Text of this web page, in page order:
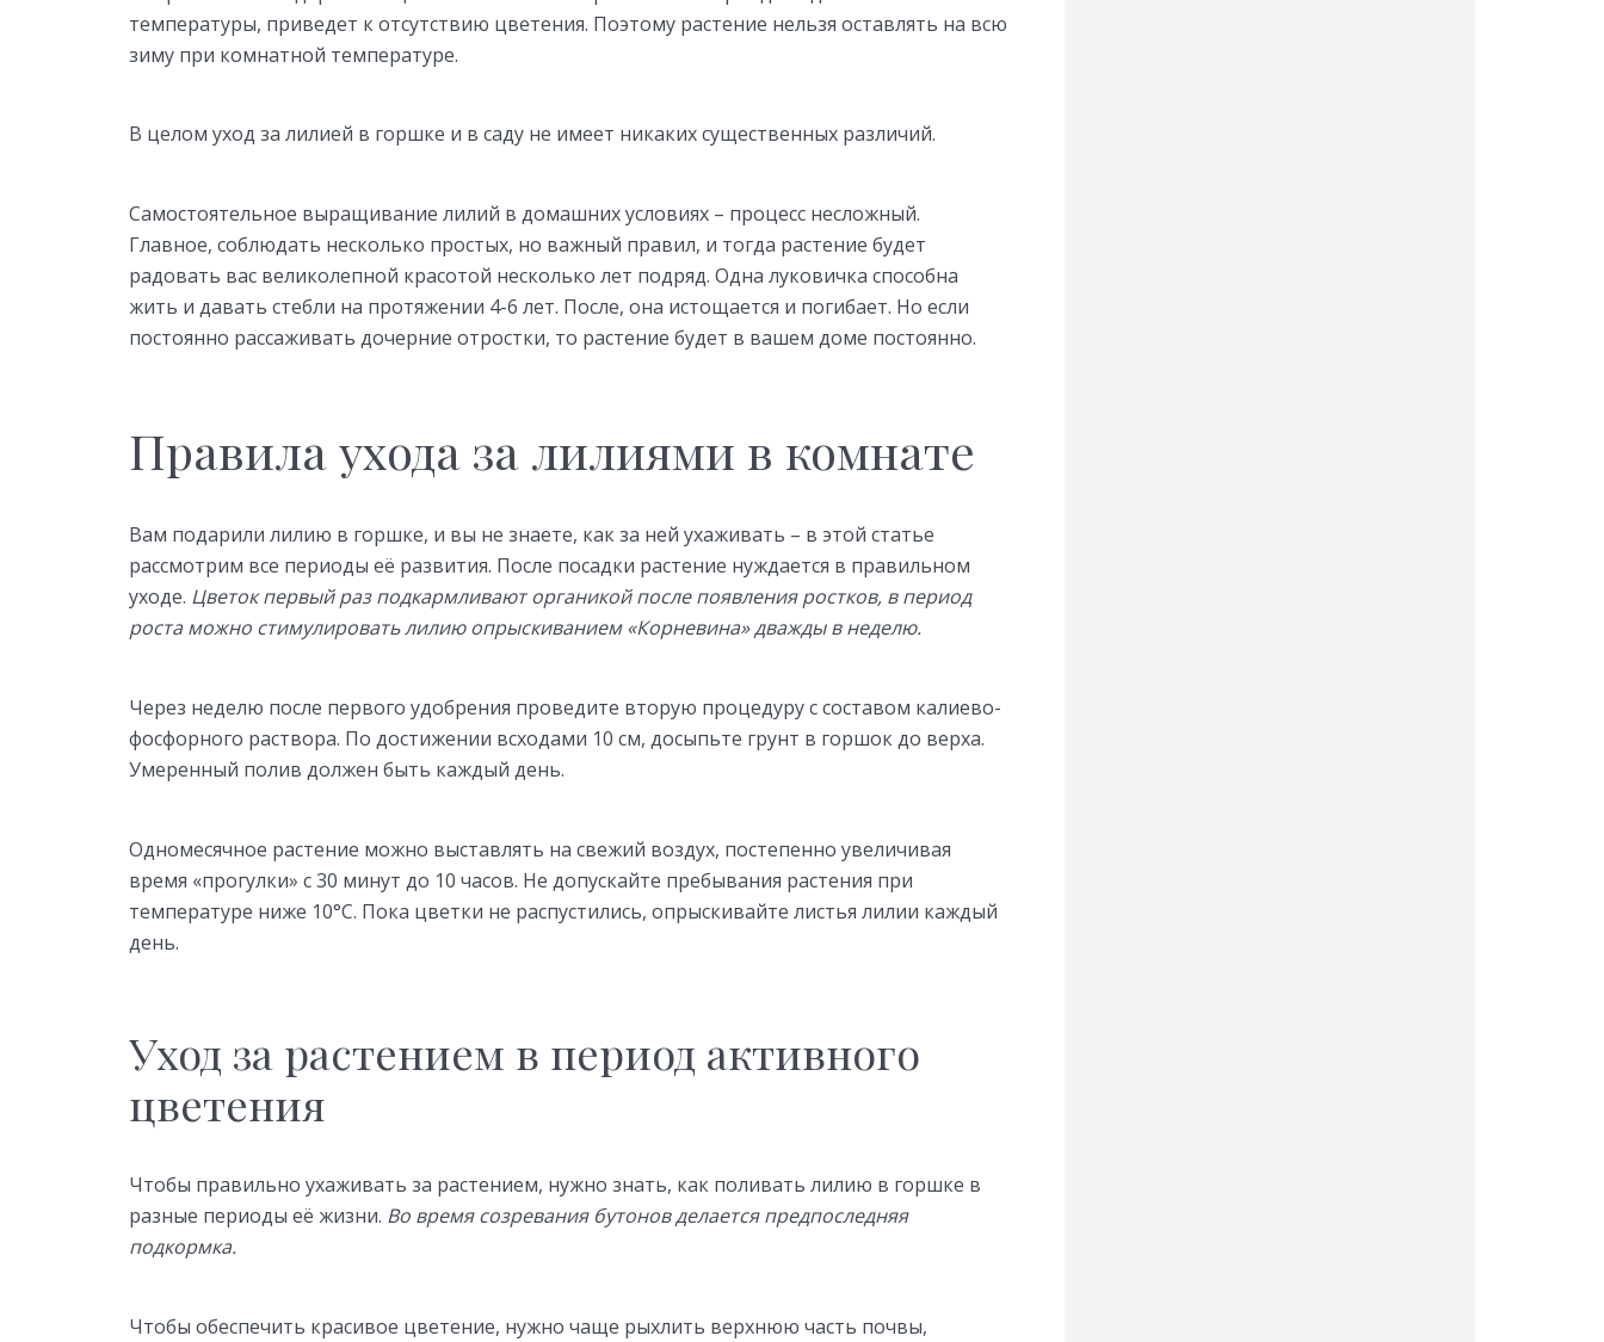
температуры, приведет к отсутствию цветения. Поэтому растение нельзя оставлять на всю
зиму при комнатной температуре.
В целом уход за лилией в горшке и в саду не имеет никаких существенных различий.
Самостоятельное выращивание лилий в домашних условиях – процесс несложный.
Главное, соблюдать несколько простых, но важный правил, и тогда растение будет
радовать вас великолепной красотой несколько лет подряд. Одна луковичка способна
жить и давать стебли на протяжении 4-6 лет. После, она истощается и погибает. Но если
постоянно рассаживать дочерние отростки, то растение будет в вашем доме постоянно.
Правила ухода за лилиями в комнате
Вам подарили лилию в горшке, и вы не знаете, как за ней ухаживать – в этой статье
рассмотрим все периоды её развития. После посадки растение нуждается в правильном
уходе. Цветок первый раз подкармливают органикой после появления ростков, в период
роста можно стимулировать лилию опрыскиванием «Корневина» дважды в неделю.
Через неделю после первого удобрения проведите вторую процедуру с составом калиево-
фосфорного раствора. По достижении всходами 10 см, досыпьте грунт в горшок до верха.
Умеренный полив должен быть каждый день.
Одномесячное растение можно выставлять на свежий воздух, постепенно увеличивая
время «прогулки» с 30 минут до 10 часов. Не допускайте пребывания растения при
температуре ниже 10°С. Пока цветки не распустились, опрыскивайте листья лилии каждый
день.
Уход за растением в период активного
цветения
Чтобы правильно ухаживать за растением, нужно знать, как поливать лилию в горшке в
разные периоды её жизни. Во время созревания бутонов делается предпоследняя
подкормка.
Чтобы обеспечить красивое цветение, нужно чаще рыхлить верхнюю часть почвы,